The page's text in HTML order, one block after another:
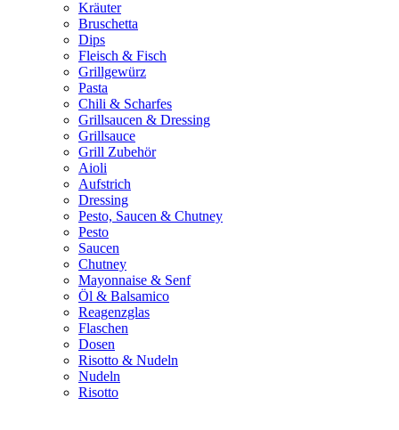
Kräuter
Bruschetta
Dips
Fleisch & Fisch
Grillgewürz
Pasta
Chili & Scharfes
Grillsaucen & Dressing
Grillsauce
Grill Zubehör
Aioli
Aufstrich
Dressing
Pesto, Saucen & Chutney
Pesto
Saucen
Chutney
Mayonnaise & Senf
Öl & Balsamico
Reagenzglas
Flaschen
Dosen
Risotto & Nudeln
Nudeln
Risotto